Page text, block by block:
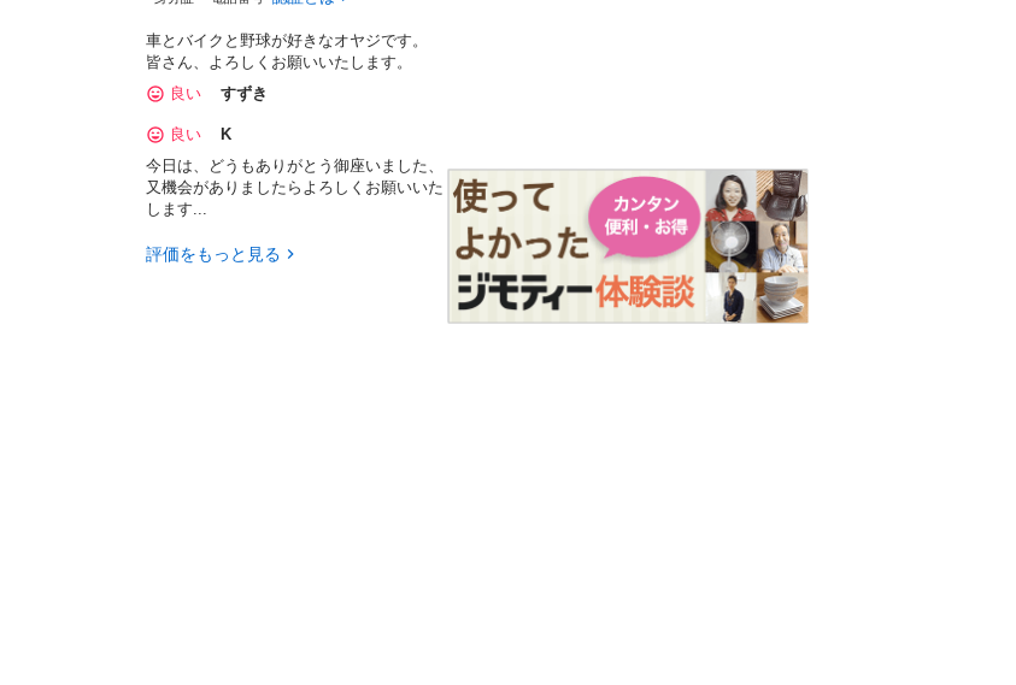
車とバイクと野球が好きなオヤジです。
皆さん、よろしくお願いいたします。
良い
すずき
良い
K
今日は、どうもありがとう御座いました、
又機会がありましたらよろしくお願いいた
します...
評価をもっと見る